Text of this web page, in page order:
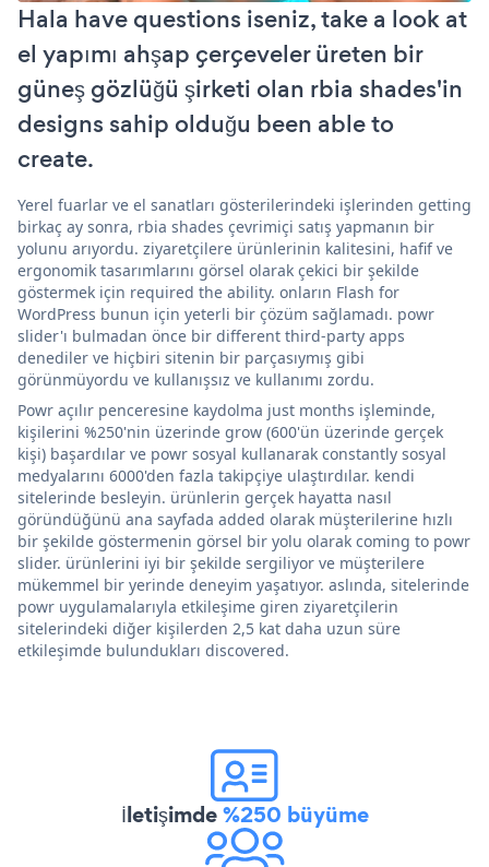
Hala have questions iseniz, take a look at
el yapımı ahşap çerçeveler üreten bir
güneş gözlüğü şirketi olan rbia shades'in
designs sahip olduğu been able to
create.
Yerel fuarlar ve el sanatları gösterilerindeki işlerinden getting
birkaç ay sonra, rbia shades çevrimiçi satış yapmanın bir
yolunu arıyordu. ziyaretçilere ürünlerinin kalitesini, hafif ve
ergonomik tasarımlarını görsel olarak çekici bir şekilde
göstermek için required the ability. onların Flash for
WordPress bunun için yeterli bir çözüm sağlamadı. powr
slider'ı bulmadan önce bir different third-party apps
denediler ve hiçbiri sitenin bir parçasıymış gibi
görünmüyordu ve kullanışsız ve kullanımı zordu.
Powr açılır penceresine kaydolma just months işleminde,
kişilerini %250'nin üzerinde grow (600'ün üzerinde gerçek
kişi) başardılar ve powr sosyal kullanarak constantly sosyal
medyalarını 6000'den fazla takipçiye ulaştırdılar. kendi
sitelerinde besleyin. ürünlerin gerçek hayatta nasıl
göründüğünü ana sayfada added olarak müşterilerine hızlı
bir şekilde göstermenin görsel bir yolu olarak coming to powr
slider. ürünlerini iyi bir şekilde sergiliyor ve müşterilere
mükemmel bir yerinde deneyim yaşatıyor. aslında, sitelerinde
powr uygulamalarıyla etkileşime giren ziyaretçilerin
sitelerindeki diğer kişilerden 2,5 kat daha uzun süre
etkileşimde bulundukları discovered.
İletişimde%250 büyüme